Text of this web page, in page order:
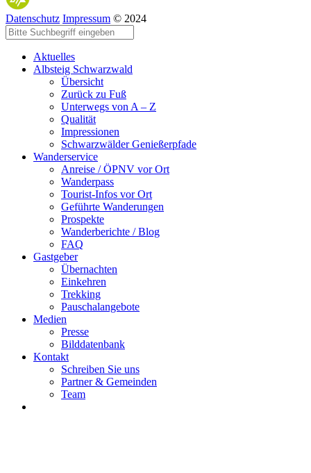
Datenschutz Impressum © 2024
Aktuelles
Albsteig Schwarzwald
Übersicht
Zurück zu Fuß
Unterwegs von A – Z
Qualität
Impressionen
Schwarzwälder Genießerpfade
Wanderservice
Anreise / ÖPNV vor Ort
Wanderpass
Tourist-Infos vor Ort
Geführte Wanderungen
Prospekte
Wanderberichte / Blog
FAQ
Gastgeber
Übernachten
Einkehren
Trekking
Pauschalangebote
Medien
Presse
Bilddatenbank
Kontakt
Schreiben Sie uns
Partner & Gemeinden
Team